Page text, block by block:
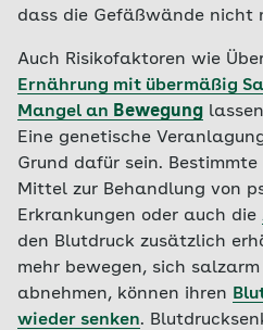
dass die Gefäßwände nicht
Auch Risikofaktoren wie
Ernährung mit übermäßig
Mangel an Bewegung
Eine genetische
Grund dafür sein.
Mittel zur Behandlung von
Erkrankungen oder auch die
den Blutdruck zusätzlich
mehr bewegen, sich
abnehmen, können ihren
wieder senken.